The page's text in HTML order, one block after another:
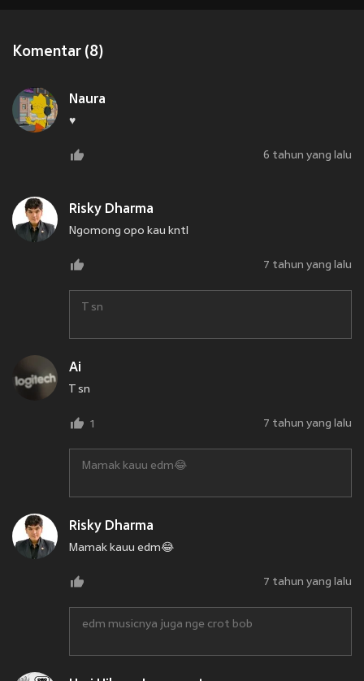
Komentar (8)
Naura
♥️
6 tahun yang lalu
Risky Dharma
Ngomong opo kau kntl
7 tahun yang lalu
T sn
Ai
T sn
1 7 tahun yang lalu
Mamak kauu edm😂
Risky Dharma
Mamak kauu edm😂
7 tahun yang lalu
edm musicnya juga nge crot bob